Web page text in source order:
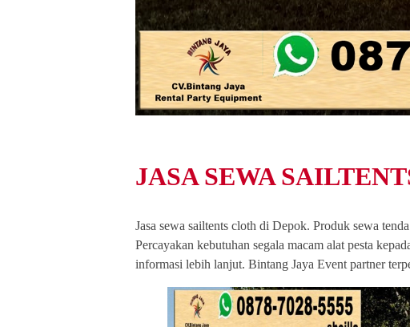
JASA SEWA
Jasa sewa sailtents cloth di Depok. Produk sewa
Percayakan kebutuhan segala macam alat pesta
informasi lebih lanjut. Bintang Jaya Event partner